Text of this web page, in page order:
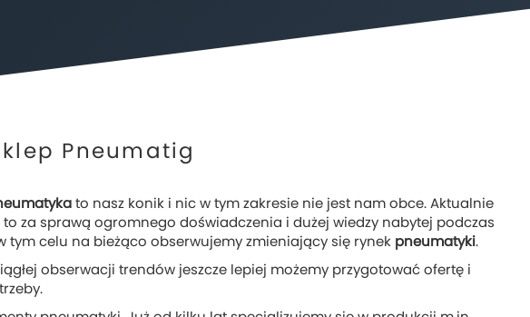
Pneumatig
to nasz konik i nic w tym zakresie nie jest nam obce. Aktualnie
za sprawą ogromnego doświadczenia i dużej wiedzy nabytej podczas
celu na bieżąco obserwujemy zmieniający się rynek pneumatyki.
obserwacji trendów jeszcze lepiej możemy przygotować ofertę i